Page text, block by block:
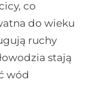
co
do wieku
ruchy
stają
wód